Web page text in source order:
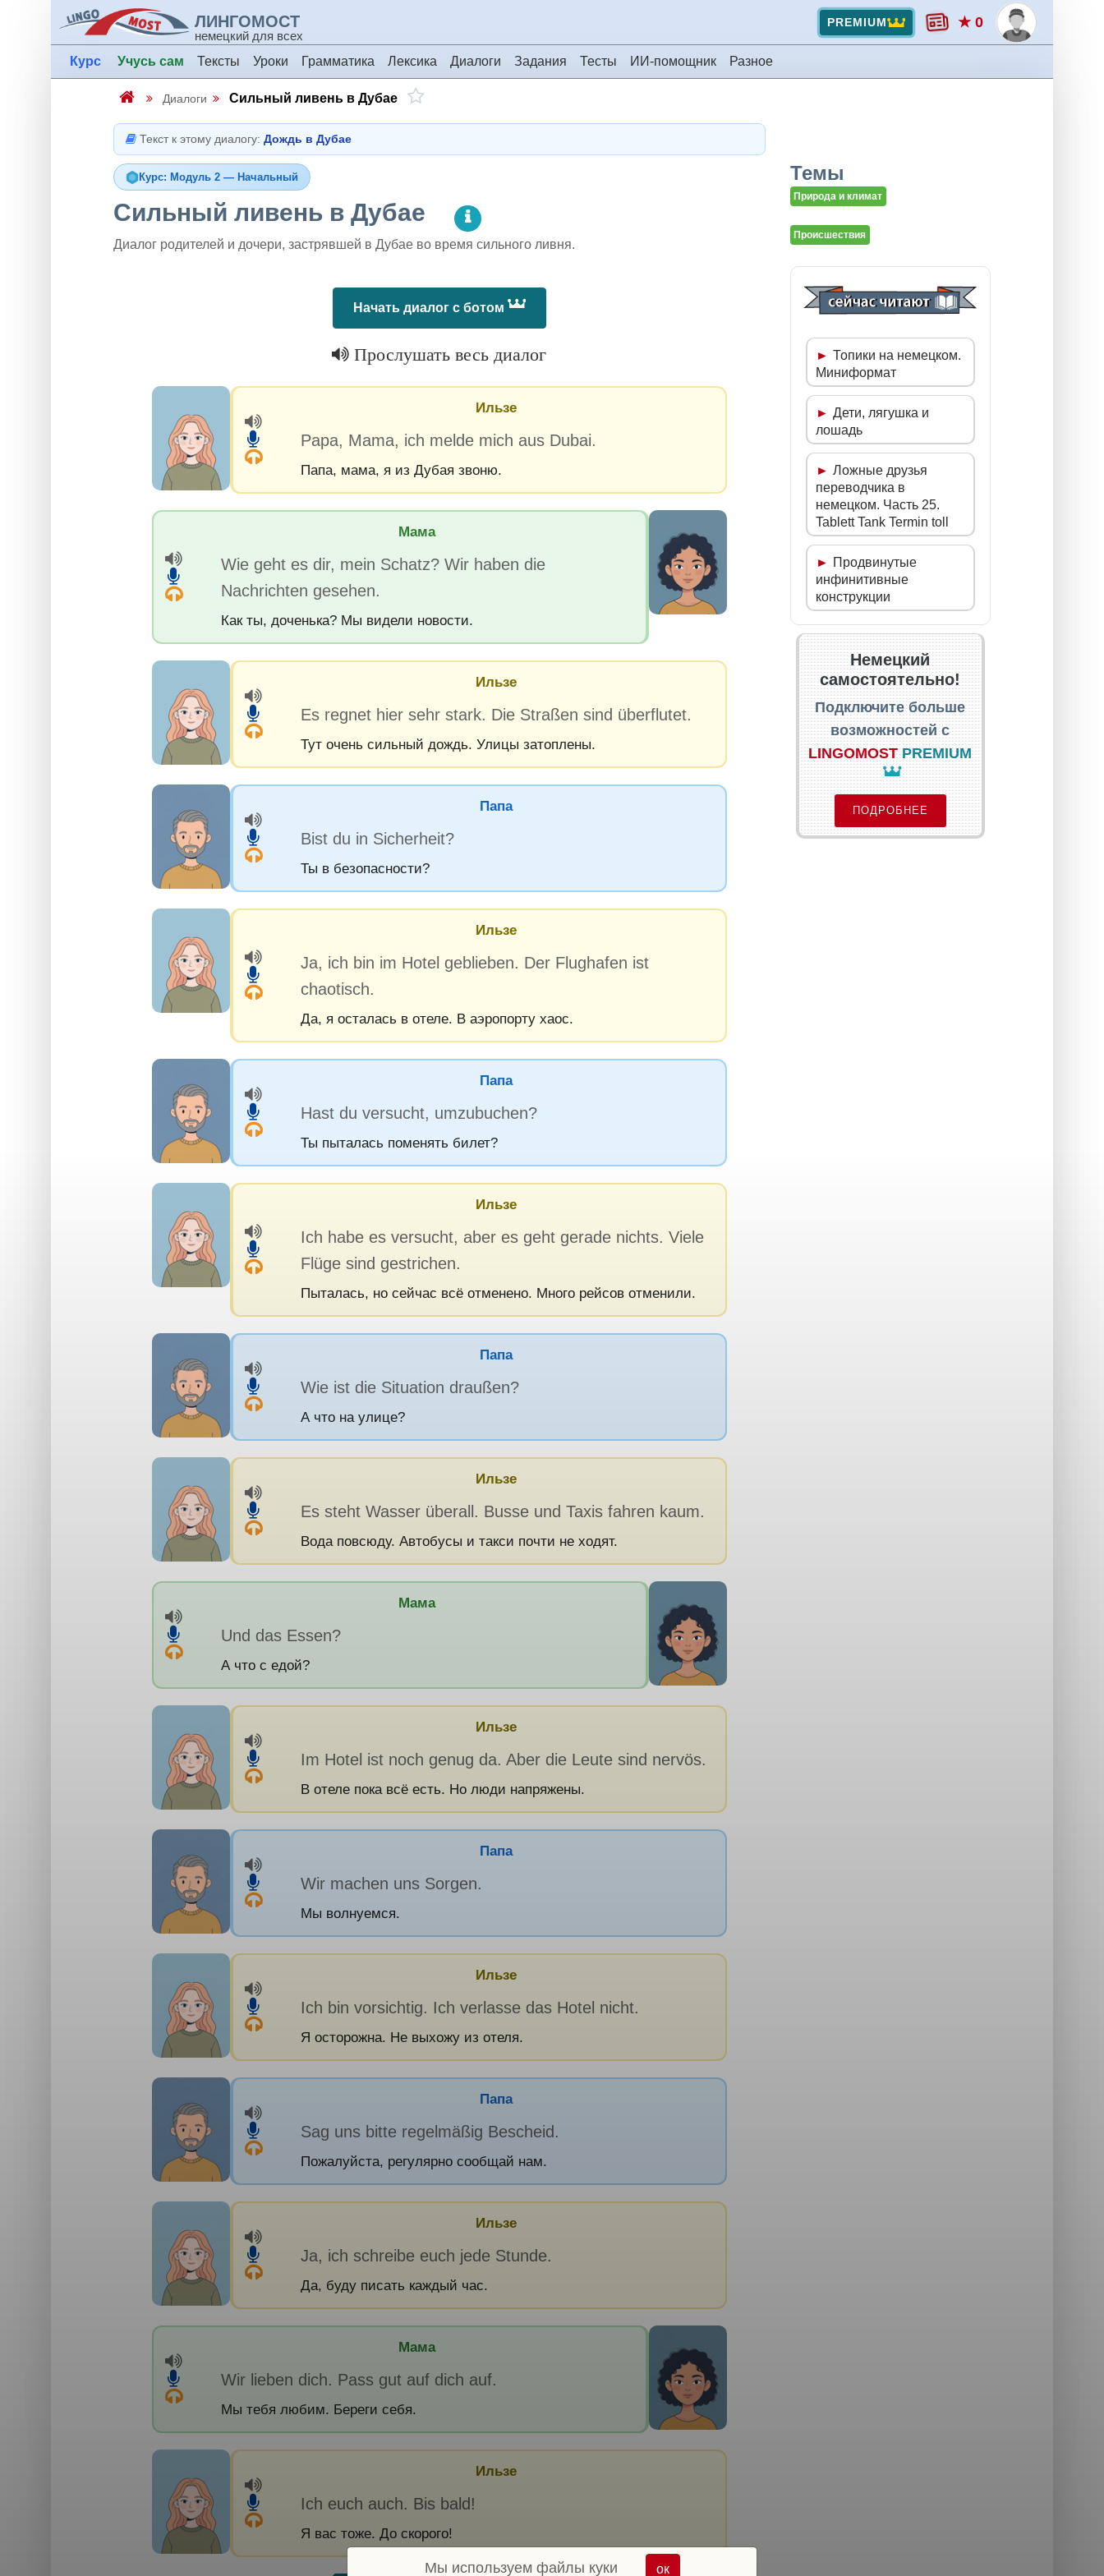
ЛИНГОМОСТ
немецкий для всех
PREMIUM ★ 0
Курс Учусь сам Тексты Уроки Грамматика Лексика Диалоги Задания Тесты ИИ-помощник Разное
Диалоги Сильный ливень в Дубае
Текст к этому диалогу: Дождь в Дубае
Курс: Модуль 2 — Начальный
Сильный ливень в Дубае
Диалог родителей и дочери, застрявшей в Дубае во время сильного ливня.
Начать диалог с ботом
Прослушать весь диалог
Ильзе
Papa, Mama, ich melde mich aus Dubai.
Папа, мама, я из Дубая звоню.
Мама
Wie geht es dir, mein Schatz? Wir haben die
Nachrichten gesehen.
Как ты, доченька? Мы видели новости.
Ильзе
Es regnet hier sehr stark. Die Straßen sind überflutet.
Тут очень сильный дождь. Улицы затоплены.
Папа
Bist du in Sicherheit?
Ты в безопасности?
Ильзе
Ja, ich bin im Hotel geblieben. Der Flughafen ist
chaotisch.
Да, я осталась в отеле. В аэропорту хаос.
Папа
Hast du versucht, umzubuchen?
Ты пыталась поменять билет?
Ильзе
Ich habe es versucht, aber es geht gerade nichts. Viele
Flüge sind gestrichen.
Пыталась, но сейчас всё отменено. Много рейсов отменили.
Папа
Wie ist die Situation draußen?
А что на улице?
Ильзе
Es steht Wasser überall. Busse und Taxis fahren kaum.
Вода повсюду. Автобусы и такси почти не ходят.
Мама
Und das Essen?
А что с едой?
Ильзе
Im Hotel ist noch genug da. Aber die Leute sind nervös.
В отеле пока всё есть. Но люди напряжены.
Папа
Wir machen uns Sorgen.
Мы волнуемся.
Ильзе
Ich bin vorsichtig. Ich verlasse das Hotel nicht.
Я осторожна. Не выхожу из отеля.
Папа
Sag uns bitte regelmäßig Bescheid.
Пожалуйста, регулярно сообщай нам.
Ильзе
Ja, ich schreibe euch jede Stunde.
Да, буду писать каждый час.
Мама
Wir lieben dich. Pass gut auf dich auf.
Мы тебя любим. Береги себя.
Ильзе
Ich euch auch. Bis bald!
Я вас тоже. До скорого!
Темы
Природа и климат
Происшествия
Топики на немецком.
Миниформат
Дети, лягушка и
лошадь
Ложные друзья
переводчика в
немецком. Часть 25.
Tablett Tank Termin toll
Продвинутые
инфинитивные
конструкции
Немецкий
самостоятельно!
Подключите больше
возможностей с
LINGOMOST PREMIUM
ПОДРОБНЕЕ
Мы используем файлы куки ок